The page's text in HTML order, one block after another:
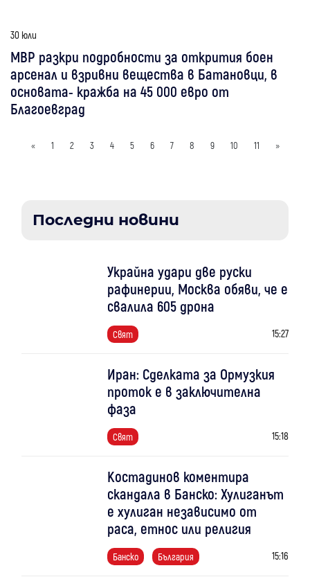
30 юли
МВР разкри подробности за открития боен
арсенал и взривни вещества в Батановци, в
основата- кражба на 45 000 евро от
Благоевград
« 1 2 3 4 5 6 7 8 9 10 11 »
Последни новини
Украйна удари две руски
рафинерии, Москва обяви, че е
свалила 605 дрона
Свят 15:27
Иран: Сделката за Ормузкия
проток е в заключителна
фаза
Свят 15:18
Костадинов коментира
скандала в Банско: Хулиганът
е хулиган независимо от
раса, етнос или религия
Банско България 15:16